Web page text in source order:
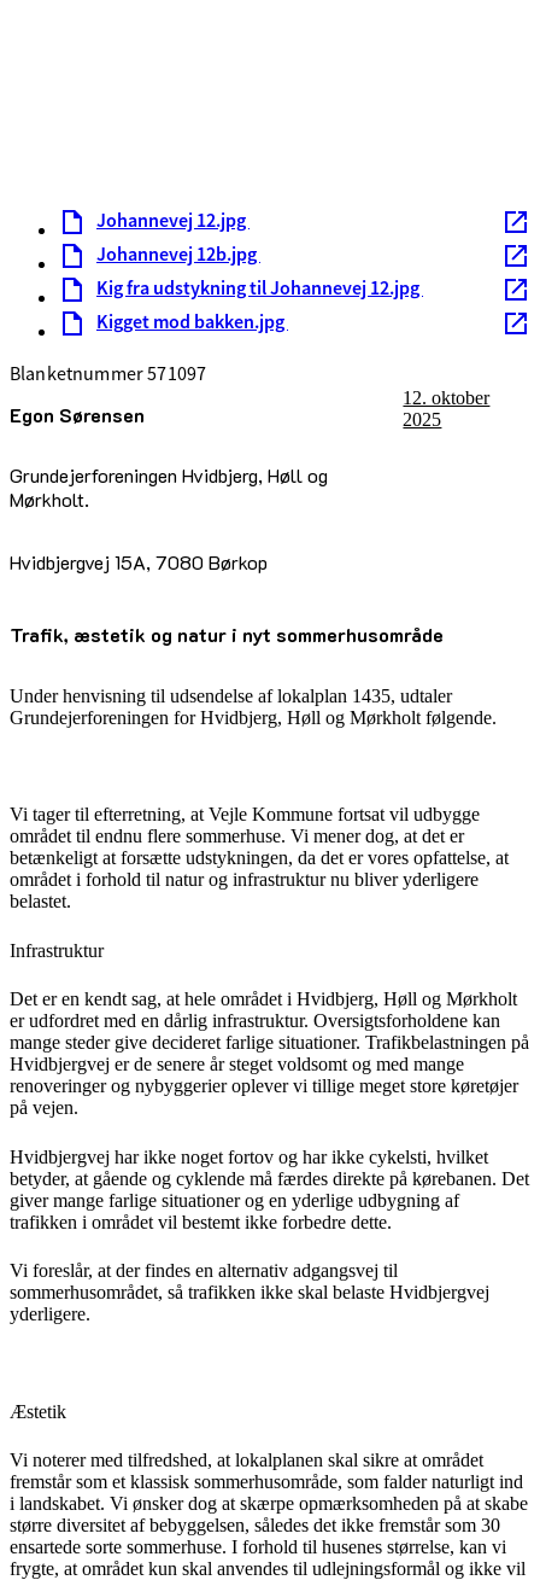
Johannevej 12.jpg
Johannevej 12b.jpg
Kig fra udstykning til Johannevej 12.jpg
Kigget mod bakken.jpg
Blanketnummer 571097
Egon Sørensen
Grundejerforeningen Hvidbjerg, Høll og
Mørkholt.
Hvidbjergvej 15A, 7080 Børkop
12. oktober
2025
Trafik, æstetik og natur i nyt sommerhusområde
Under henvisning til udsendelse af lokalplan 1435, udtaler
Grundejerforeningen for Hvidbjerg, Høll og Mørkholt følgende.
Vi tager til efterretning, at Vejle Kommune fortsat vil udbygge
området til endnu flere sommerhuse. Vi mener dog, at det er
betænkeligt at forsætte udstykningen, da det er vores opfattelse, at
området i forhold til natur og infrastruktur nu bliver yderligere
belastet.
Infrastruktur
Det er en kendt sag, at hele området i Hvidbjerg, Høll og Mørkholt
er udfordret med en dårlig infrastruktur. Oversigtsforholdene kan
mange steder give decideret farlige situationer. Trafikbelastningen på
Hvidbjergvej er de senere år steget voldsomt og med mange
renoveringer og nybyggerier oplever vi tillige meget store køretøjer
på vejen.
Hvidbjergvej har ikke noget fortov og har ikke cykelsti, hvilket
betyder, at gående og cyklende må færdes direkte på kørebanen. Det
giver mange farlige situationer og en yderlige udbygning af
trafikken i området vil bestemt ikke forbedre dette.
Vi foreslår, at der findes en alternativ adgangsvej til
sommerhusområdet, så trafikken ikke skal belaste Hvidbjergvej
yderligere.
Æstetik
Vi noterer med tilfredshed, at lokalplanen skal sikre at området
fremstår som et klassisk sommerhusområde, som falder naturligt ind
i landskabet. Vi ønsker dog at skærpe opmærksomheden på at skabe
større diversitet af bebyggelsen, således det ikke fremstår som 30
ensartede sorte sommerhuse. I forhold til husenes størrelse, kan vi
frygte, at området kun skal anvendes til udlejningsformål og ikke vil